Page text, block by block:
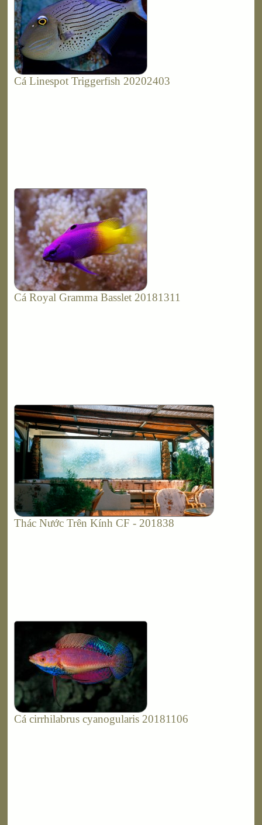
Cá Linespot Triggerfish 20202403
Cá Royal Gramma Basslet 20181311
Thác Nước Trên Kính CF - 201838
Cá cirrhilabrus cyanogularis 20181106